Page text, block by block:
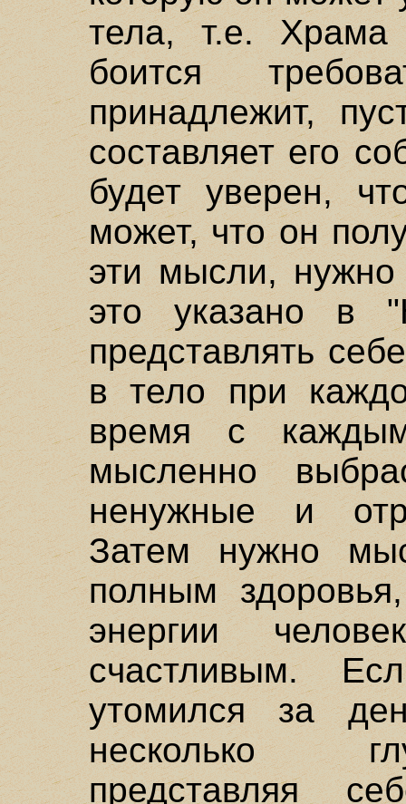
тела, т.е.
боится
принадлежит,
составляет его
будет уверен,
может, что он
эти мысли,
это указано в
представлять
в тело при
время с
мысленно
ненужные и
Затем нужно
полным
энергии
счастливым.
утомился за
несколько
представляя